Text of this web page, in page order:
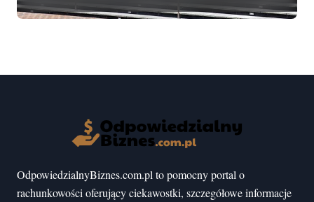
mogłeś nie wiedzieć
OdpowiedzialnyBiznes.com.pl to pomocny portal o
rachunkowości oferujący ciekawostki, szczegółowe informacje